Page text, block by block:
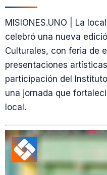
MISIONES.UNO | La
celebró una nueva
Culturales, con feria de
presentaciones
participación del
una jornada que
local.